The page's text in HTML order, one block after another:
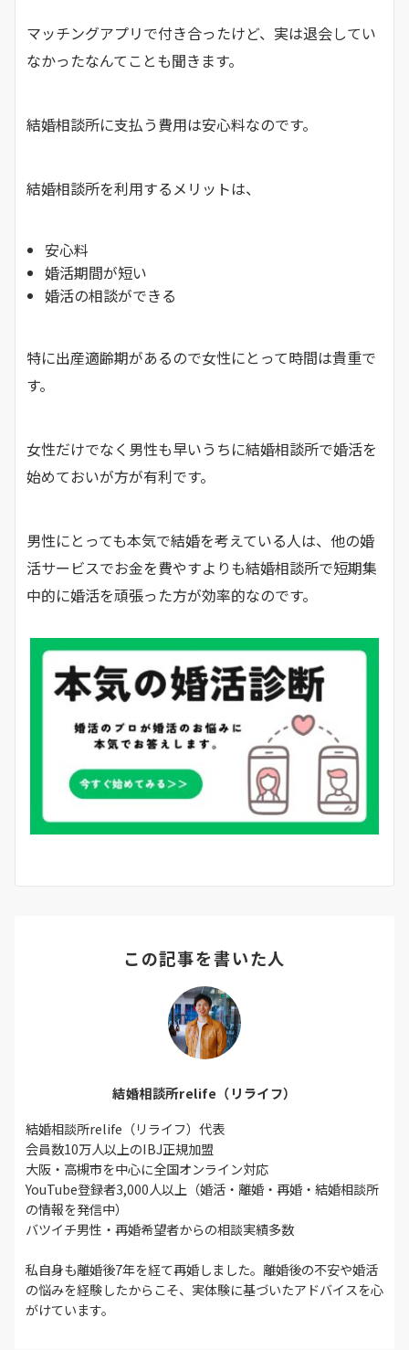
マッチングアプリで付き合ったけど、実は退会してい
なかったなんてことも聞きます。
結婚相談所に支払う費用は安心料なのです。
結婚相談所を利用するメリットは、
安心料
婚活期間が短い
婚活の相談ができる
特に出産適齢期があるので女性にとって時間は貴重で
す。
女性だけでなく男性も早いうちに結婚相談所で婚活を
始めておいが方が有利です。
男性にとっても本気で結婚を考えている人は、他の婚
活サービスでお金を費やすよりも結婚相談所で短期集
中的に婚活を頑張った方が効率的なのです。
この記事を書いた人
結婚相談所relife（リライフ）
結婚相談所relife（リライフ）代表
会員数10万人以上のIBJ正規加盟
大阪・高槻市を中心に全国オンライン対応
YouTube登録者3,000人以上（婚活・離婚・再婚・結婚相談所
の情報を発信中）
バツイチ男性・再婚希望者からの相談実績多数
私自身も離婚後7年を経て再婚しました。離婚後の不安や婚活
の悩みを経験したからこそ、実体験に基づいたアドバイスを心
がけています。